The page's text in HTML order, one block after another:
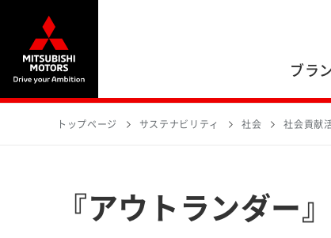
ブラ
トップページ サステナビリティ 社会 社会貢献
『アウトランダー